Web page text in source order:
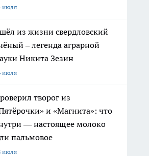
июля
из жизни свердловский
– легенда аграрной
Никита Зезин
июля
творог из
и «Магнита»: что
— настоящее молоко
пальмовое
июля